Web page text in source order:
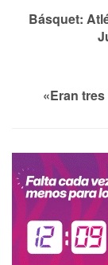
Básquet:
«Eran